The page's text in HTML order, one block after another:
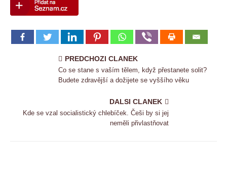
PREDCHOZI CLANEK
Co se stane s vaším tělem, když přestanete solit?
Budete zdravější a dožijete se vyššího věku
DALSI CLANEK
Kde se vzal socialistický chlebíček. Češi by si jej
neměli přivlastňovat